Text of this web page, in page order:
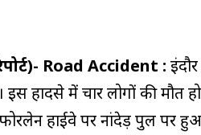
Road Accident :
हादसे में चार लोगों की मौत
हाईवे पर नांदेड़ पुल पर